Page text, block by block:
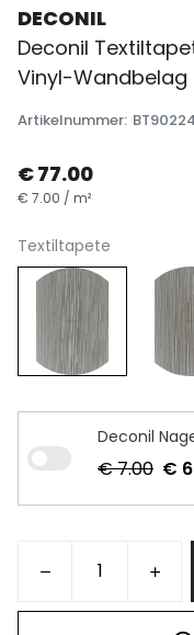
DECONIL
Deconil
Vinyl-Wandbelag
Artikelnummer: BT90224
€ 77.00
€ 7.00 / m²
Textiltapete
Deconil
€ 7.00 €